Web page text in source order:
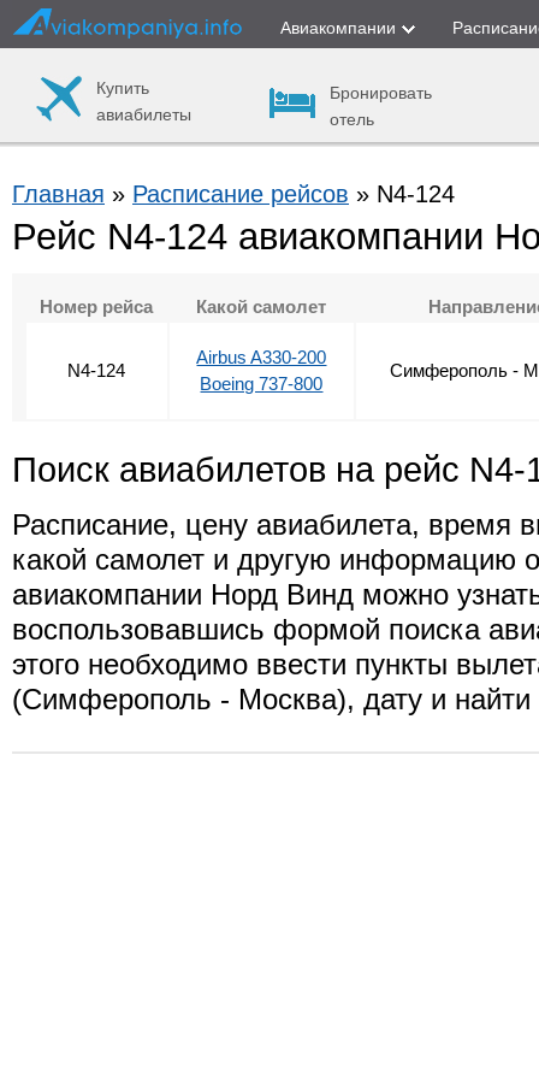
Авиакомпании
Купить
авиабилеты
Бронировать
отель
Главная » Расписание рейсов » N4-124
Рейс N4-124 авиакомпании
Номер рейса Какой самолет
N4-124
Airbus A330-200
Boeing 737-800
Симферополь -
Поиск авиабилетов на рейс N4-
Расписание, цену авиабилета, время
какой самолет и другую информацию
авиакомпании Норд Винд можно
воспользовавшись формой поиска
этого необходимо ввести пункты
(Симферополь - Москва), дату и